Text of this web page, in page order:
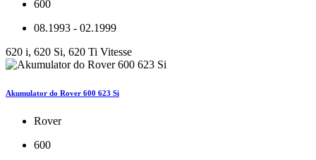
600
08.1993 - 02.1999
620 i, 620 Si, 620 Ti Vitesse
Akumulator do Rover 600 623 Si
Rover
600